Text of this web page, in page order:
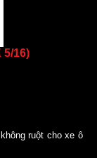
5/16)
ruột cho xe ô